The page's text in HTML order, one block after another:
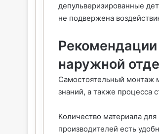
депульверизированные
не подвержена
наружной
Самостоятельный монтаж
знаний, а также процесса
Количество материала
производителей есть